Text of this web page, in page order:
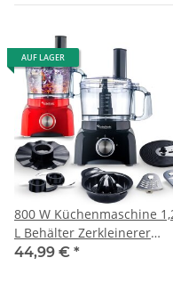
AUF LAGER
800 W Küchenmaschine
L Behälter Zerkleinerer
Zitruspresse Mixer schwarz
44,99 € *